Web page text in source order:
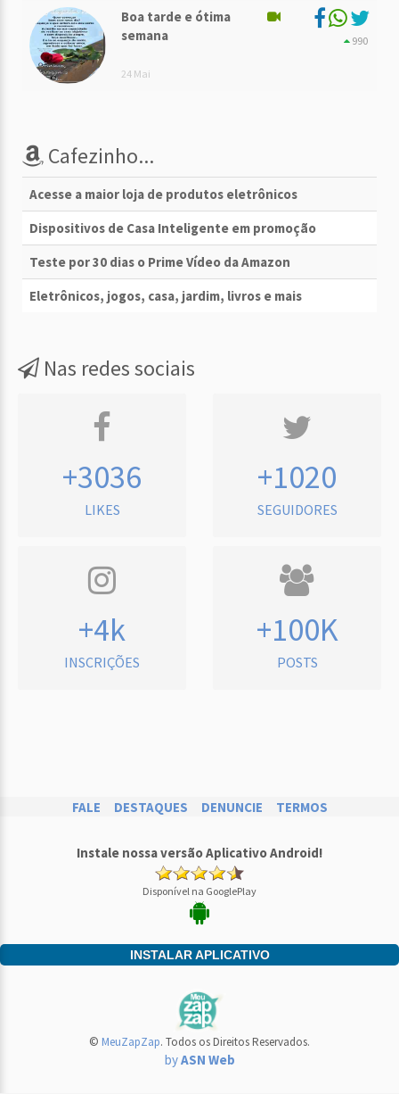
Boa tarde e ótima
semana
24 Mai
990
Cafezinho...
Acesse a maior loja de produtos eletrônicos
Dispositivos de Casa Inteligente em promoção
Teste por 30 dias o Prime Vídeo da Amazon
Eletrônicos, jogos, casa, jardim, livros e mais
Nas redes sociais
+3036
LIKES
+1020
SEGUIDORES
+4k
INSCRIÇÕES
+100K
POSTS
FALE DESTAQUES DENUNCIE TERMOS
Instale nossa versão Aplicativo Android!
Disponível na GooglePlay
INSTALAR APLICATIVO
© MeuZapZap. Todos os Direitos Reservados.
byASN Web